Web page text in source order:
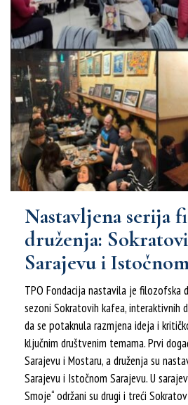
Nastavljena serija
druženja:
Sarajevu i
TPO Fondacija nastavila je filozofska
sezoni Sokratovih kafea, interaktivnih
da se potaknula razmjena ideja i
ključnim društvenim temama. Prvi
Sarajevu i Mostaru, a druženja su
Sarajevu i Istočnom Sarajevu. U
Smoje“ održani su drugi i treći